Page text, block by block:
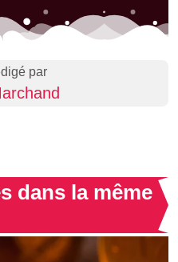
par
dans la même